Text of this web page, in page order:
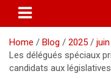
Home Blog 2025 juin
Les délégués spéciaux
candidats aux